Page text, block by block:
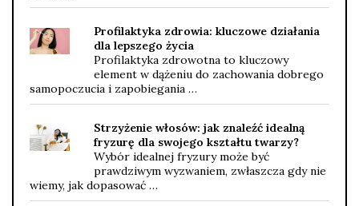
Profilaktyka zdrowia: kluczowe działania
dla lepszego życia
Profilaktyka zdrowotna to kluczowy
element w dążeniu do zachowania dobrego
samopoczucia i zapobiegania …
Strzyżenie włosów: jak znaleźć idealną
fryzurę dla swojego kształtu twarzy?
Wybór idealnej fryzury może być
prawdziwym wyzwaniem, zwłaszcza gdy nie
wiemy, jak dopasować …